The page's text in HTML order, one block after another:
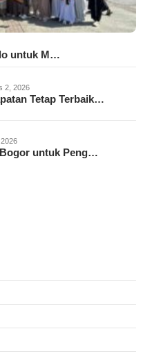
untuk M…
2, 2026
Tetap Terbaik…
untuk Peng…